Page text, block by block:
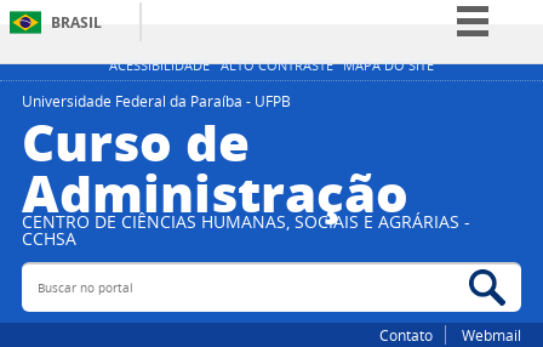
ACESSIBILIDADE ALTO CONTRASTE MAPA DO SITE
BRASIL
Simplifique!
Acesso à informação
Legislação
Universidade Federal da Paraíba - UFPB
Curso de
Administração
CENTRO DE CIÊNCIAS HUMANAS, SOCIAIS E AGRÁRIAS -
CCHSA
Buscar no portal
Contato Webmail